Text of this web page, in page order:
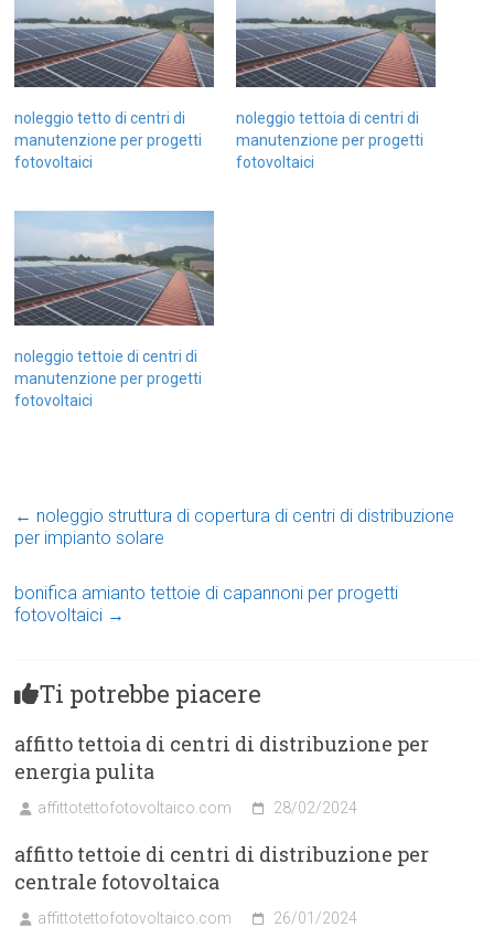
noleggio tetto di centri di
manutenzione per progetti
fotovoltaici
noleggio tettoia di centri di
manutenzione per progetti
fotovoltaici
noleggio tettoie di centri di
manutenzione per progetti
fotovoltaici
← noleggio struttura di copertura di centri di distribuzione
per impianto solare
bonifica amianto tettoie di capannoni per progetti
fotovoltaici →
Ti potrebbe piacere
affitto tettoia di centri di distribuzione per
energia pulita
affittotettofotovoltaico.com 28/02/2024
affitto tettoie di centri di distribuzione per
centrale fotovoltaica
affittotettofotovoltaico.com 26/01/2024